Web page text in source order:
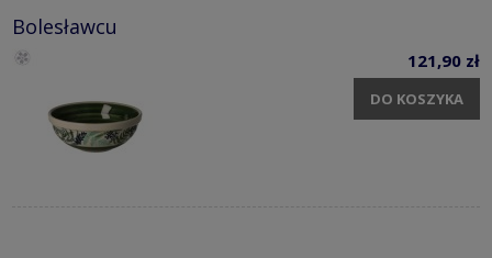
Bolesławcu
121,90 zł
DO KOSZYKA